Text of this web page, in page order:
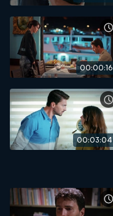
00:00:16
00:03:04